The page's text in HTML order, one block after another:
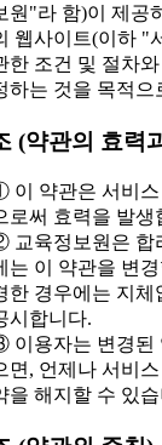
원"라 함)이 제공
웹사이트(이하 "
한 조건 및 절차
하는 것을 목적으
(약관의 효력
이 약관은 서비스
로써 효력을 발생
교육정보원은 합
는 이 약관을 변
한 경우에는 지
시합니다.
이용자는 변경된
면, 언제나 서비
을 해지할 수 있